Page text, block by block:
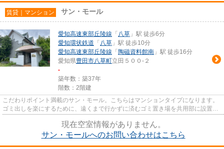
賃貸｜マンション サン・モール
愛知高速東部丘陵線 「 八草 」駅 徒歩6分
愛知環状鉄道 「 八草 」駅 徒歩10分
愛知高速東部丘陵線 「 陶磁資料館南 」駅 徒歩16分
愛知県豊田市八草町立田５００-２
-
築年数：築37年
階数：2階建
こだわりポイント満載のサン・モール。こちらはマンションタイプになります。
ゴミ出しを楽にするために、遠くまで行かずに済むゴミ置き場を共用部に設置し
現在空室情報がありません。
サン・モールへのお問い合わせはこちら